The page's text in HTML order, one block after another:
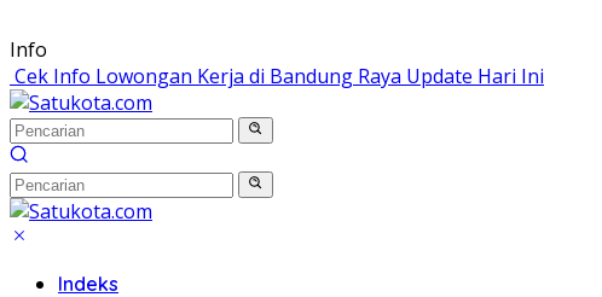
Langsung
ke
konten
Info
Cek Info Lowongan Kerja di Bandung Raya Update Hari Ini
Indeks